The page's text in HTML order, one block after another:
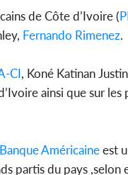
de Côte d’Ivoire (
Fernando Rimenez.
CI, Koné Katinan
ainsi que sur
BanqueAméricaineest
partis du pays